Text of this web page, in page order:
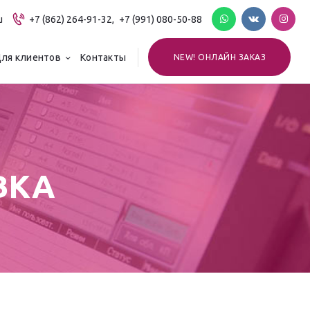
+7 (862) 264-91-32, +7 (991) 080-50-88
клиентов Контакты NEW! ОНЛАЙН ЗАКАЗ